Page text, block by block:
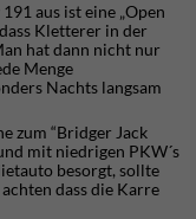
aus ist eine „Open
Kletterer in der
hat dann nicht nur
Menge
Nachts langsam
zum “Bridger Jack
mit niedrigen PKW´s
besorgt, sollte
dass die Karre